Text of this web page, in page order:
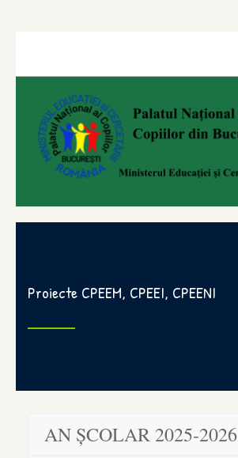
Proiecte CPEEM, CPEEI, CPEENI
AN ȘCOLAR 2025-2026